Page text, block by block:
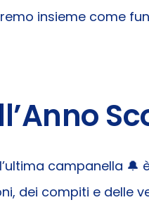
insieme come
campanella
dei compiti e delle